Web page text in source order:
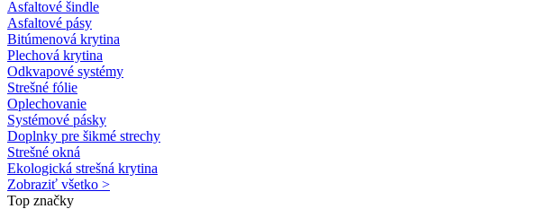
Asfaltové šindle
Asfaltové pásy
Bitúmenová krytina
Plechová krytina
Odkvapové systémy
Strešné fólie
Oplechovanie
Systémové pásky
Doplnky pre šikmé strechy
Strešné okná
Ekologická strešná krytina
Zobraziť všetko >
Top značky